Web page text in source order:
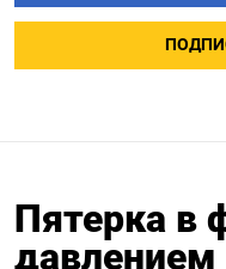
Пятерка в
давлением